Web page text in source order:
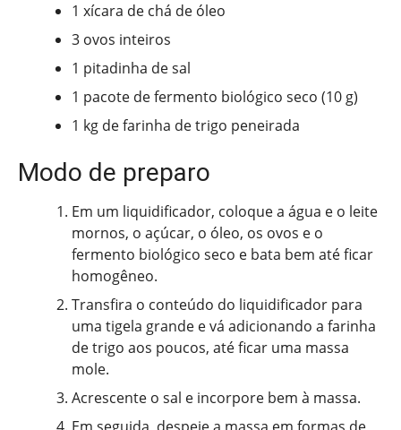
1 xícara de chá de óleo
3 ovos inteiros
1 pitadinha de sal
1 pacote de fermento biológico seco (10 g)
1 kg de farinha de trigo peneirada
Modo de preparo
Em um liquidificador, coloque a água e o leite
mornos, o açúcar, o óleo, os ovos e o
fermento biológico seco e bata bem até ficar
homogêneo.
Transfira o conteúdo do liquidificador para
uma tigela grande e vá adicionando a farinha
de trigo aos poucos, até ficar uma massa
mole.
Acrescente o sal e incorpore bem à massa.